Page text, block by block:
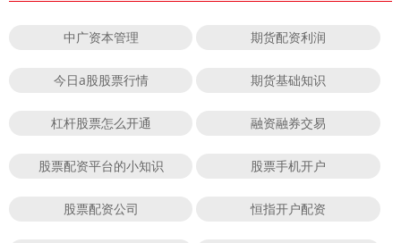
中广资本管理 期货配资利润
今日a股股票行情 期货基础知识
杠杆股票怎么开通 融资融券交易
股票配资平台的小知识 股票手机开户
股票配资公司 恒指开户配资